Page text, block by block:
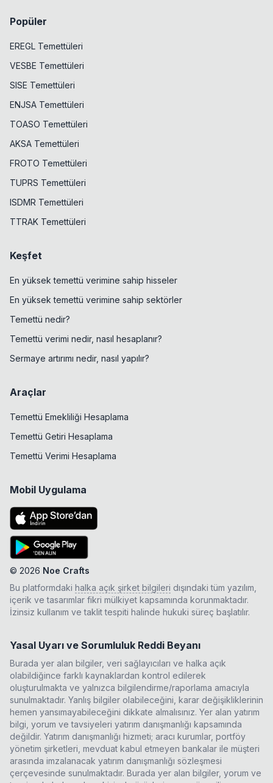
Popüler
EREGL Temettüleri
VESBE Temettüleri
SISE Temettüleri
ENJSA Temettüleri
TOASO Temettüleri
AKSA Temettüleri
FROTO Temettüleri
TUPRS Temettüleri
ISDMR Temettüleri
TTRAK Temettüleri
Keşfet
En yüksek temettü verimine sahip hisseler
En yüksek temettü verimine sahip sektörler
Temettü nedir?
Temettü verimi nedir, nasıl hesaplanır?
Sermaye artırımı nedir, nasıl yapılır?
Araçlar
Temettü Emekliliği Hesaplama
Temettü Getiri Hesaplama
Temettü Verimi Hesaplama
Mobil Uygulama
© 2026 Noe Crafts
Bu platformdaki halka açık şirket bilgileri dışındaki tüm yazılım,
içerik ve tasarımlar fikri mülkiyet kapsamında korunmaktadır.
İzinsiz kullanım ve taklit tespiti halinde hukuki süreç başlatılır.
Yasal Uyarı ve Sorumluluk Reddi Beyanı
Burada yer alan bilgiler, veri sağlayıcıları ve halka açık
olabildiğince farklı kaynaklardan kontrol edilerek
oluşturulmakta ve yalnızca bilgilendirme/raporlama amacıyla
sunulmaktadır. Yanlış bilgiler olabileceğini, karar değişikliklerinin
hemen yansımayabileceğini dikkate almalısınız. Yer alan yatırım
bilgi, yorum ve tavsiyeleri yatırım danışmanlığı kapsamında
değildir. Yatırım danışmanlığı hizmeti; aracı kurumlar, portföy
yönetim şirketleri, mevduat kabul etmeyen bankalar ile müşteri
arasında imzalanacak yatırım danışmanlığı sözleşmesi
çerçevesinde sunulmaktadır. Burada yer alan bilgiler, yorum ve